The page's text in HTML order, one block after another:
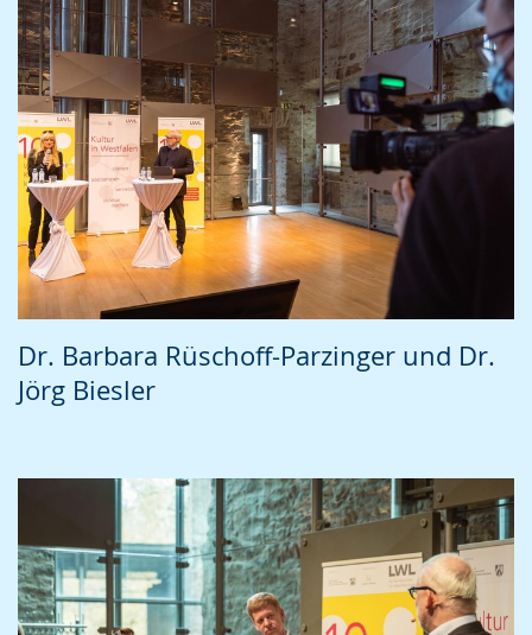
Dr. Barbara Rüschoff-Parzinger und Dr.
Jörg Biesler